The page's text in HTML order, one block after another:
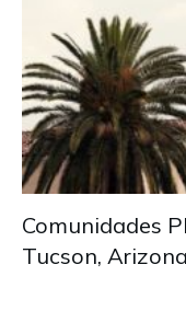
Comunidades
Tucson, Arizona